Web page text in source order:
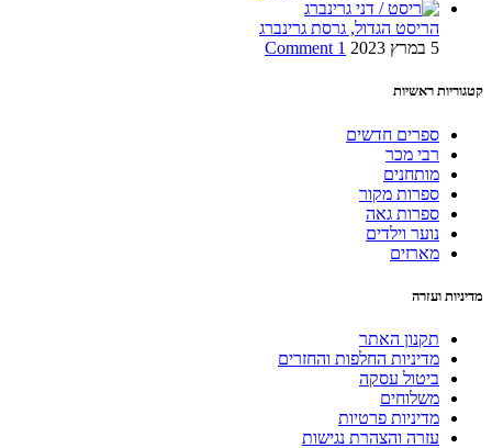
הריסט הגדול, גרסת גרינברג
5 במרץ 2023
1 Comment
קטגוריות ראשיות
ספרים חדשים
רבי מכר
מותחנים
ספרות מקור
ספרות גאה
נוער וילדים
מארזים
מדיניות ועזרה
תקנון האתר
מדיניות החלפות והחזרים
ביטול עסקה
משלוחים
מדיניות פרטיות
עזרה והצהרת נגישות